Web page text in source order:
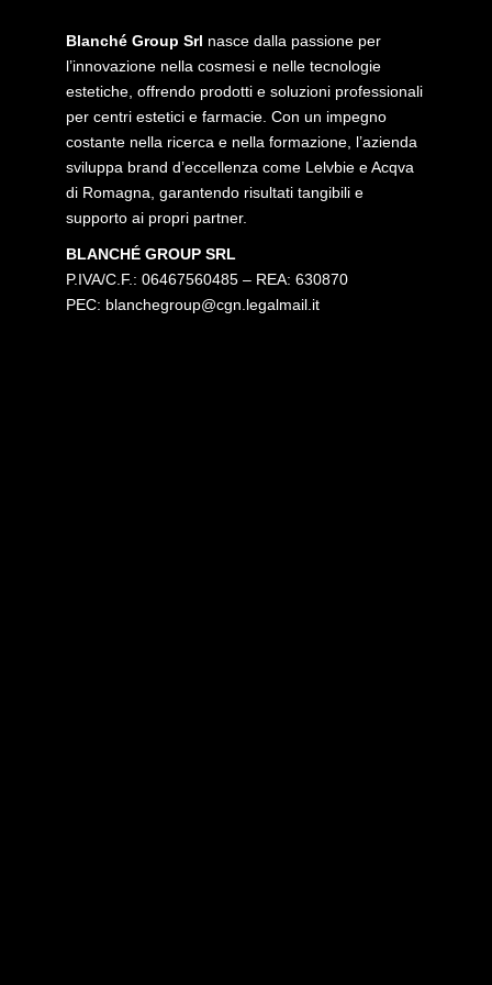
Blanché Group Srl nasce dalla passione per
l’innovazione nella cosmesi e nelle tecnologie
estetiche, offrendo prodotti e soluzioni professionali
per centri estetici e farmacie. Con un impegno
costante nella ricerca e nella formazione, l’azienda
sviluppa brand d’eccellenza come Lelvbie e Acqva
di Romagna, garantendo risultati tangibili e
supporto ai propri partner.
BLANCHÉ GROUP SRL
P.IVA/C.F.: 06467560485 – REA: 630870
PEC: blanchegroup@cgn.legalmail.it